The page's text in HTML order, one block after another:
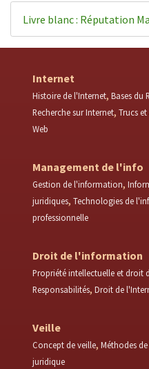
Livre blanc : Réputation
Internet
Histoire de l'Internet Bases du
Recherche sur Internet Trucs et
Web
Management de l'info
Gestion de l'information
juridiques Technologies de
professionnelle
Droit de l'information
Propriété intellectuelle et droit
Responsabilités Droit de
Veille
Concept de veille Méthodes
juridique